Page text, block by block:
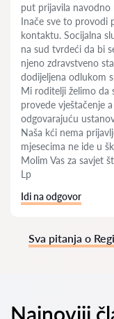
put prijavila navodno
Inače sve to provodi
kontaktu. Socijalna
na sud tvrdeći da bi
njeno zdravstveno
dodijeljena odlukom
Mi roditelji želimo da
provede vještačenje
odgovarajuću
Naša kći nema
mjesecima ne ide u
Molim Vas za savjet
Lp
Idi na odgovor
Sva pitanja o
Najnoviji